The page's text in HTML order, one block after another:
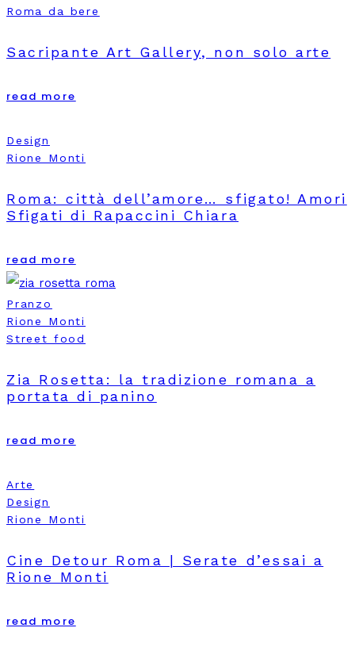
Roma da bere
Sacripante Art Gallery, non solo arte
read more
Design
Rione Monti
Roma: città dell’amore… sfigato! Amori
Sfigati di Rapaccini Chiara
read more
Pranzo
Rione Monti
Street food
Zia Rosetta: la tradizione romana a
portata di panino
read more
Arte
Design
Rione Monti
Cine Detour Roma | Serate d’essai a
Rione Monti
read more